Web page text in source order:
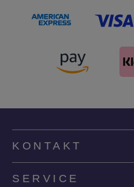
KONTAKT
SERVICE